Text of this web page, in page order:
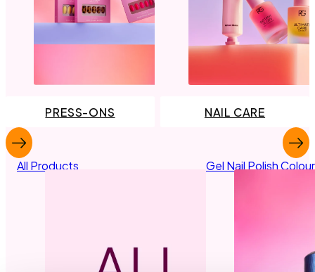
PRESS-ONS NAIL CARE
All Products Gel Nail Polish